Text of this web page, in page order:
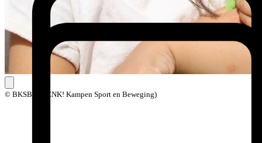
© BKSB (BOENK! Kampen Sport en Beweging)